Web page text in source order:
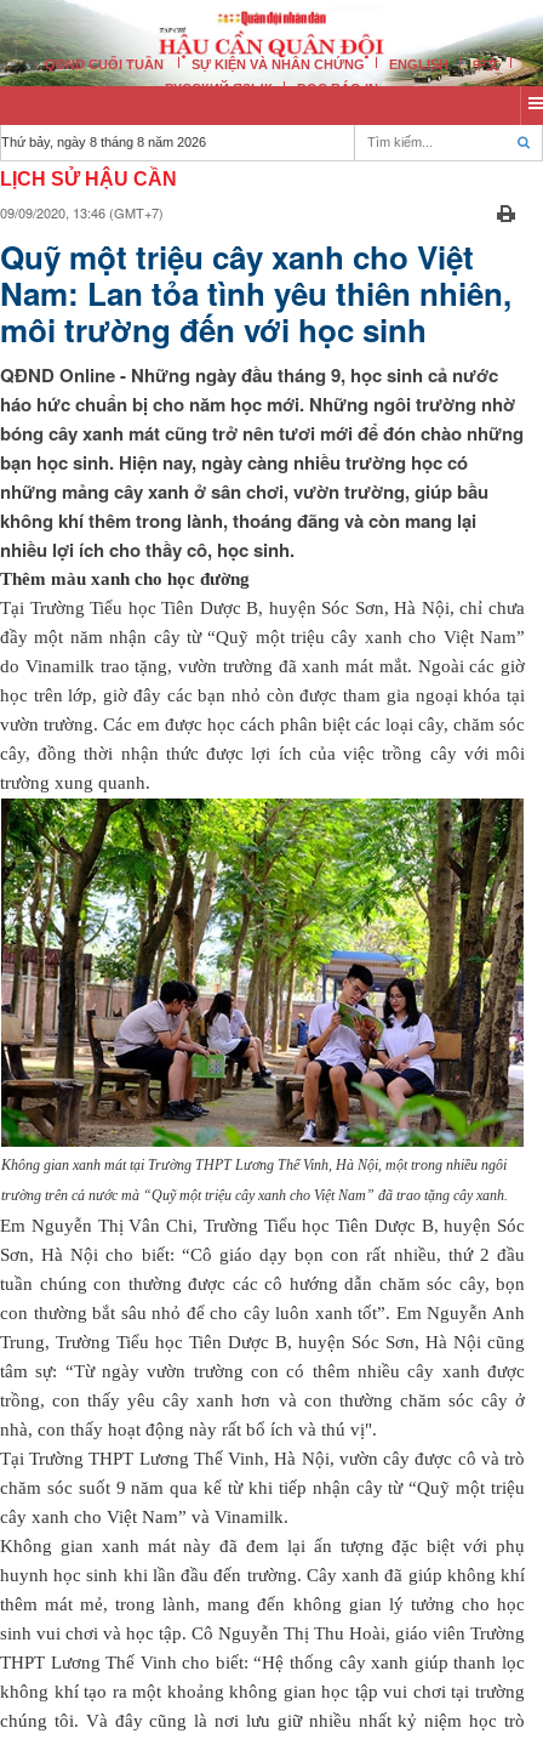
QĐND CUỐI TUẦN SỰ KIỆN VÀ NHÂN CHỨNG ENGLISH
中文
РУССКИЙ ЯЗЫК
ĐỌC BÁO IN
Thứ bảy, ngày 8 tháng 8 năm 2026
LỊCH SỬ HẬU CẦN
09/09/2020, 13:46 (GMT+7)
Quỹ một triệu cây xanh cho Việt
Nam: Lan tỏa tình yêu thiên nhiên,
môi trường đến với học sinh
QĐND Online - Những ngày đầu tháng 9, học sinh cả nước
háo hức chuẩn bị cho năm học mới. Những ngôi trường nhờ
bóng cây xanh mát cũng trở nên tươi mới để đón chào những
bạn học sinh. Hiện nay, ngày càng nhiều trường học có
những mảng cây xanh ở sân chơi, vườn trường, giúp bầu
không khí thêm trong lành, thoáng đãng và còn mang lại
nhiều lợi ích cho thầy cô, học sinh.
Thêm màu xanh cho học đường
Tại Trường Tiểu học Tiên Dược B, huyện Sóc Sơn, Hà Nội, chỉ chưa
đầy một năm nhận cây từ “Quỹ một triệu cây xanh cho Việt Nam”
do Vinamilk trao tặng, vườn trường đã xanh mát mắt. Ngoài các giờ
học trên lớp, giờ đây các bạn nhỏ còn được tham gia ngoại khóa tại
vườn trường. Các em được học cách phân biệt các loại cây, chăm sóc
cây, đồng thời nhận thức được lợi ích của việc trồng cây với môi
trường xung quanh.
Không gian xanh mát tại Trường THPT Lương Thế Vinh, Hà Nội, một trong nhiều ngôi
trường trên cả nước mà “Quỹ một triệu cây xanh cho Việt Nam” đã trao tặng cây xanh.
Em Nguyễn Thị Vân Chi, Trường Tiểu học Tiên Dược B, huyện Sóc
Sơn, Hà Nội cho biết: “Cô giáo dạy bọn con rất nhiều, thứ 2 đầu
tuần chúng con thường được các cô hướng dẫn chăm sóc cây, bọn
con thường bắt sâu nhỏ để cho cây luôn xanh tốt”. Em Nguyễn Anh
Trung, Trường Tiểu học Tiên Dược B, huyện Sóc Sơn, Hà Nội cũng
tâm sự: “Từ ngày vườn trường con có thêm nhiều cây xanh được
trồng, con thấy yêu cây xanh hơn và con thường chăm sóc cây ở
nhà, con thấy hoạt động này rất bổ ích và thú vị".
Tại Trường THPT Lương Thế Vinh, Hà Nội, vườn cây được cô và trò
chăm sóc suốt 9 năm qua kể từ khi tiếp nhận cây từ “Quỹ một triệu
cây xanh cho Việt Nam” và Vinamilk.
Không gian xanh mát này đã đem lại ấn tượng đặc biệt với phụ
huynh học sinh khi lần đầu đến trường. Cây xanh đã giúp không khí
thêm mát mẻ, trong lành, mang đến không gian lý tưởng cho học
sinh vui chơi và học tập. Cô Nguyễn Thị Thu Hoài, giáo viên Trường
THPT Lương Thế Vinh cho biết: “Hệ thống cây xanh giúp thanh lọc
không khí tạo ra một khoảng không gian học tập vui chơi tại trường
chúng tôi. Và đây cũng là nơi lưu giữ nhiều nhất kỷ niệm học trò